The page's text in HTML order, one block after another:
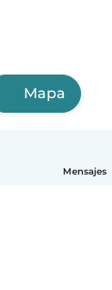
Mensajes
Mapa